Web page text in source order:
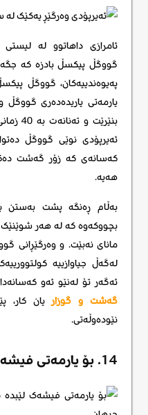
ئامرازی داهاتوو لە لیستی
گووگڵ پیکسڵ بادزه که جگە
یارمەتی یاریدەدەری
بنێرێت
ئەیرپۆدی نوێی گووگڵ
کەسانەی کە زۆر گەشت
هەیە.
بەڵام ڕەنگە پشت بەستن
بچووکەوە کە لە هەر
مانای نەبێت. و وەرگێڕانی
لەگەڵ جیاوازییە
ئەگەر تۆ لەنێو ئەو
گەشت و گوزار یان کار،
نێودەوڵەتی.
14. بۆ یارمەتی فیشەک لێبدە: